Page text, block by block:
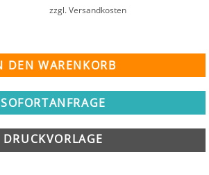
zzgl. Versandkosten
SOFORTANFRAGE
DRUCKVORLAGE